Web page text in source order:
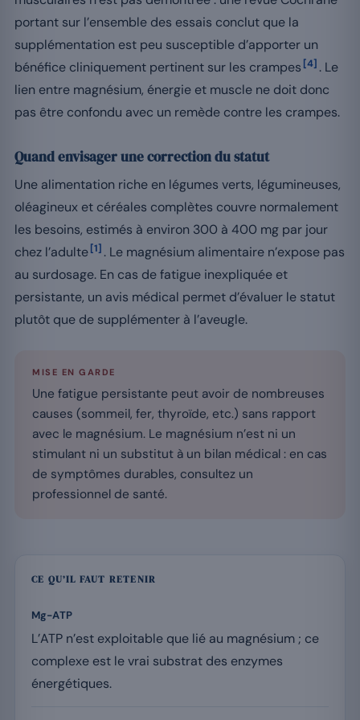
portant sur l’ensemble des essais conclut que la
supplémentation est peu susceptible d’apporter un
bénéfice cliniquement pertinent sur les crampes [4] . Le
lien entre magnésium, énergie et muscle ne doit donc
pas être confondu avec un remède contre les crampes.
Quand envisager une correction du statut
Une alimentation riche en légumes verts, légumineuses,
oléagineux et céréales complètes couvre normalement
les besoins, estimés à environ 300 à 400 mg par jour
chez l’adulte[1] . Le magnésium alimentaire n’expose pas
au surdosage. En cas de fatigue inexpliquée et
persistante, un avis médical permet d’évaluer le statut
plutôt que de supplémenter à l’aveugle.
MISE EN GARDE
Une fatigue persistante peut avoir de nombreuses
causes (sommeil, fer, thyroïde, etc.) sans rapport
avec le magnésium. Le magnésium n’est ni un
stimulant ni un substitut à un bilan médical : en cas
de symptômes durables, consultez un
professionnel de santé.
CE QU’IL FAUT RETENIR
Mg-ATP
L’ATP n’est exploitable que lié au magnésium ; ce
complexe est le vrai substrat des enzymes
énergétiques.